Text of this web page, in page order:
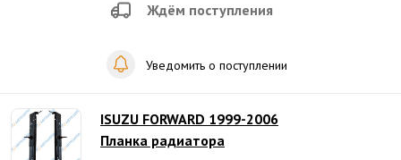
Ждём поступления
Уведомить о поступлении
ISUZU FORWARD 1999-2006
Планка радиатора